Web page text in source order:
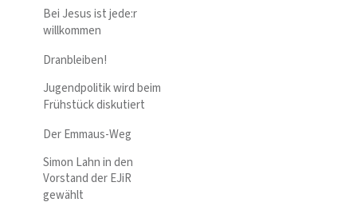
Bei Jesus ist jede:r
willkommen
Dranbleiben!
Jugendpolitik wird beim
Frühstück diskutiert
Der Emmaus-Weg
Simon Lahn in den
Vorstand der EJiR
gewählt